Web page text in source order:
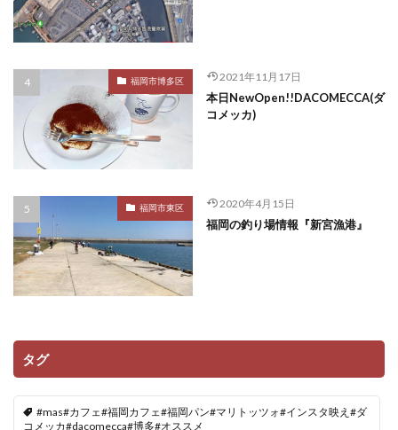
福岡市博多区 2021年11月17日
本日NewOpen!!DACOMECCA(ダ
コメッカ)
福岡市東区 2020年4月15日
福岡の釣り場情報『新宮漁港』
タグ
#mas#カフェ#福岡カフェ#福岡パン#マリトッツォ#インスタ映え#ダ
コメッカ#dacomecca#博多#オススメ